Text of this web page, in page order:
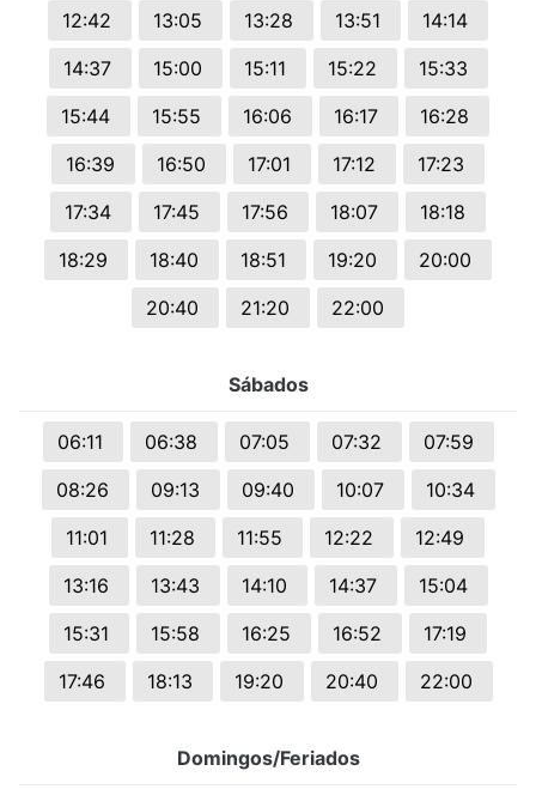
12:42
13:05 13:28 13:51
14:14
14:37
15:00 15:11 15:22
15:33
15:44
15:55 16:06 16:17
16:28
16:39
16:50 17:01 17:12
17:23
17:34
17:45 17:56 18:07
18:18
18:29
18:40 18:51 19:20
20:00
20:40
21:20 22:00
Sábados
06:11 06:38 07:05 07:32
07:59
08:26
09:13 09:40 10:07
10:34
11:01
11:28 11:55 12:22
12:49
13:16
13:43 14:10 14:37
15:04
15:31
15:58 16:25 16:52
17:19
17:46
18:13 19:20 20:40 22:00
Domingos/Feriados